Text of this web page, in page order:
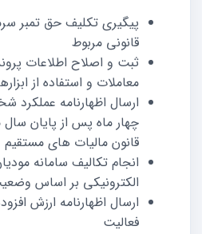
پیگیری تکلیف حق تمبر
قانونی مربوط
ثبت و اصلاح اطلاعات
معاملات و استفاده از
ارسال اظهارنامه
قانون مالیات های مستقیم
انجام تکالیف سامانه
الکترونیکی بر اساس
ارسال اظهارنامه ارزش
فعالیت